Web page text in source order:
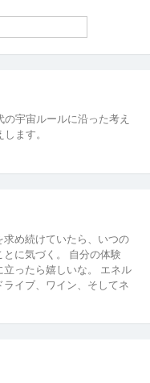
宇宙ルールに沿った考え
ます。
め続けていたら、いつの
に気づく。 自分の体験
ったら嬉しいな。 エネル
イブ、ワイン、そしてネ